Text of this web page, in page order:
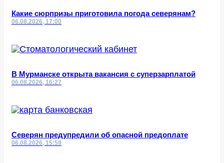
Какие сюрпризы приготовила погода северянам?
06.08.2026, 17:00
В Мурманске открыта вакансия с суперзарплатой
06.08.2026, 16:27
Северян предупредили об опасной предоплате
06.08.2026, 15:59